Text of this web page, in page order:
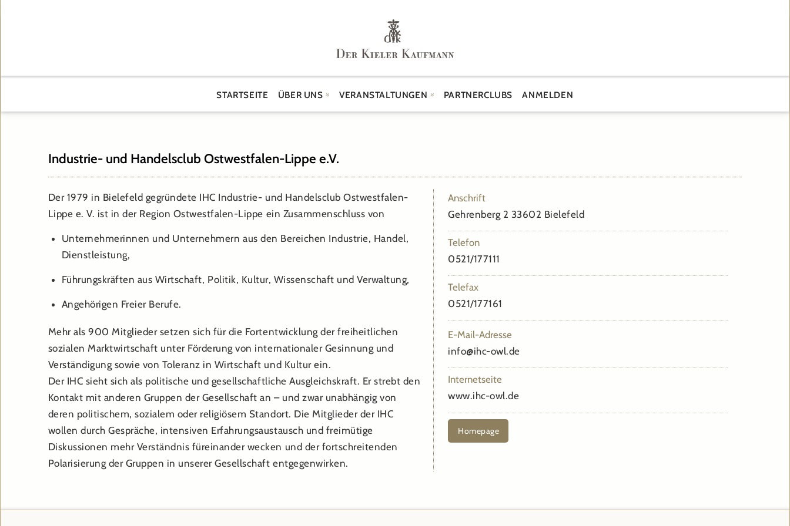
STARTSEITE ÜBER UNS VERANSTALTUNGEN PARTNERCLUBS ANMELDEN
Industrie- und Handelsclub Ostwestfalen-Lippe e.V.
Der 1979 in Bielefeld gegründete IHC Industrie- und Handelsclub Ostwestfalen-
Lippe e. V. ist in der Region Ostwestfalen-Lippe ein Zusammenschluss von
Unternehmerinnen und Unternehmern aus den Bereichen Industrie, Handel,
Dienstleistung,
Führungskräften aus Wirtschaft, Politik, Kultur, Wissenschaft und Verwaltung,
Angehörigen Freier Berufe.
Mehr als 900 Mitglieder setzen sich für die Fortentwicklung der freiheitlichen
sozialen Marktwirtschaft unter Förderung von internationaler Gesinnung und
Verständigung sowie von Toleranz in Wirtschaft und Kultur ein.
Der IHC sieht sich als politische und gesellschaftliche Ausgleichskraft. Er strebt den
Kontakt mit anderen Gruppen der Gesellschaft an – und zwar unabhängig von
deren politischem, sozialem oder religiösem Standort. Die Mitglieder der IHC
wollen durch Gespräche, intensiven Erfahrungsaustausch und freimütige
Diskussionen mehr Verständnis füreinander wecken und der fortschreitenden
Polarisierung der Gruppen in unserer Gesellschaft entgegenwirken.
Anschrift
Gehrenberg 2 33602 Bielefeld
Telefon
0521/177111
Telefax
0521/177161
E-Mail-Adresse
info@ihc-owl.de
Internetseite
www.ihc-owl.de
Homepage